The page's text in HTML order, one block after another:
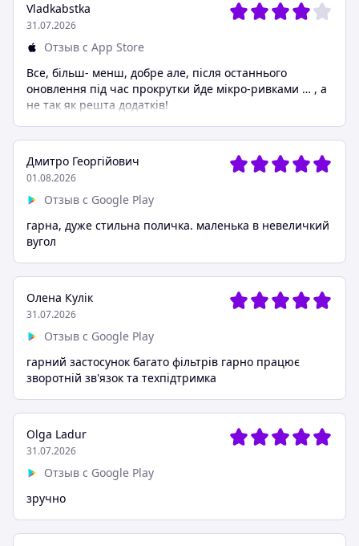
Vladkabstka
31.07.2026
Отзыв с App Store
Все, більш- менш, добре але, після останнього
оновлення під час прокрутки йде мікро-ривками … , а
не так як решта додатків!
Дмитро Георгійович
01.08.2026
Отзыв с Google Play
гарна, дуже стильна поличка. маленька в невеличкий
вугол
Олена Кулік
31.07.2026
Отзыв с Google Play
гарний застосунок багато фільтрів гарно працює
зворотній зв'язок та техпідтримка
Olga Ladur
31.07.2026
Отзыв с Google Play
зручно